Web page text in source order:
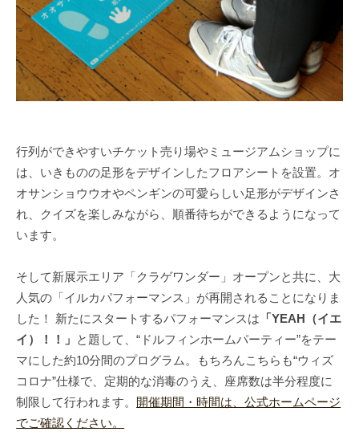
行列ができやすいチケット売り場やミュージアムショップに
は、いきものの足形をデザインしたフロアシートを設置。オ
オサンショウウオやペンギンの可愛らしい足形がデザインさ
れ、クイズを楽しみながら、順番待ちができるようになって
います。
そして新展示エリア「クラゲワンダー」オープンと共に、大
人気の「イルカパフォーマンス」が再開されることになりま
した！ 新たにスタートするパフォーマンスは 「YEAH（イエ
イ）！！」 と題して、“ドルフィンホームパーティー”をテー
マにした約10分間のプログラム。もちろんこちらも“ウィズ
コロナ”仕様で、定期的な消毒のうえ、座席数は半分程度に
制限して行われます。 開催期間・時間は、公式ホームページ
でご確認ください。